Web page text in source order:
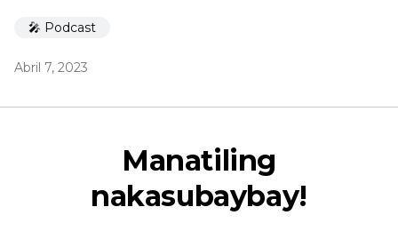
🎤 Podcast
Abril 7, 2023
Manatiling
nakasubaybay!